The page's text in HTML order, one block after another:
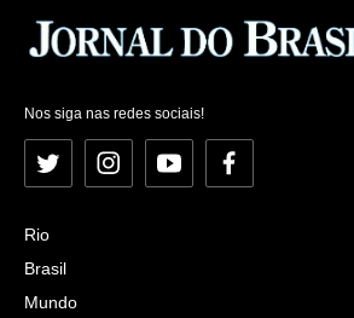
Nos siga nas redes sociais!
Twitter InstagramYouTubeFacebook
Rio
Brasil
Mundo